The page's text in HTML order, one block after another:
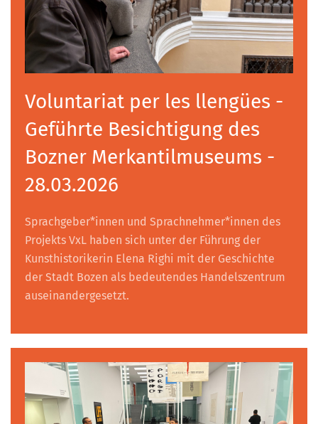
Voluntariat per les llengües -
Geführte Besichtigung des
Bozner Merkantilmuseums -
28.03.2026
Sprachgeber*innen und Sprachnehmer*innen des
Projekts VxL haben sich unter der Führung der
Kunsthistorikerin Elena Righi mit der Geschichte
der Stadt Bozen als bedeutendes Handelszentrum
auseinandergesetzt.